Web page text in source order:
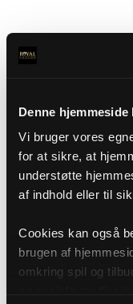
Denne
Vi bruger vores
for at sikre, at
understøtte
af indhold eller til
Cookies kan også
brugen af
omkring spil og